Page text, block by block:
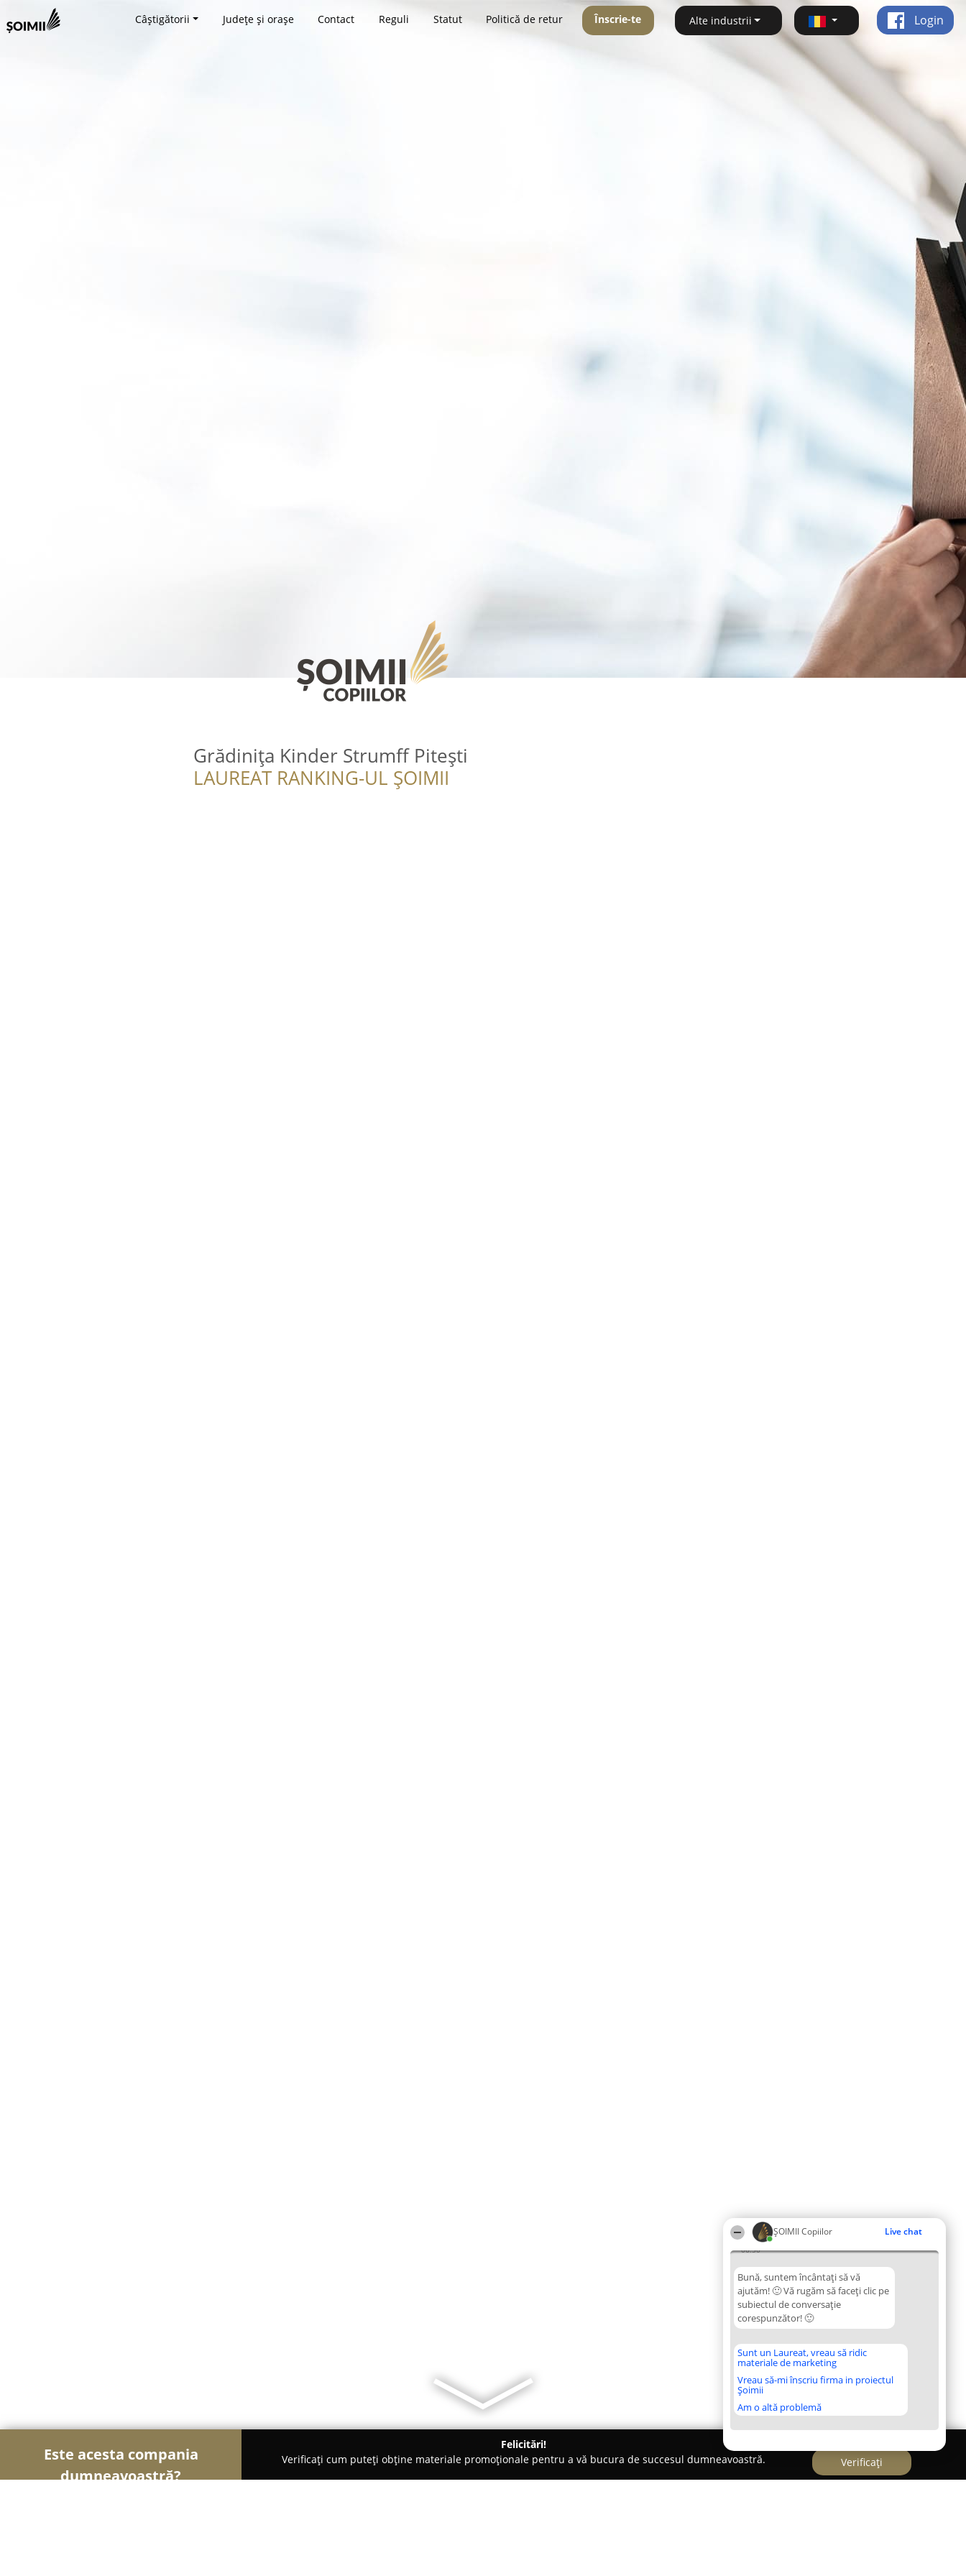
ȘOIMII Copiilor Live chat
06:50
Bună, suntem încântați să vă
ajutăm! 🙂 Vă rugăm să faceți clic pe
subiectul de conversație
corespunzător! 🙂
Sunt un Laureat, vreau să ridic
materiale de marketing
Vreau să-mi înscriu firma in proiectul
Șoimii
Am o altă problemă
Câștigătorii Județe și orașe Contact Reguli Statut Politică de retur Înscrie-te Alte industrii Login
Grădinița Kinder Strumff Pitești
LAUREAT RANKING-UL ȘOIMII
Este acesta compania
dumneavoastră?
Felicitări!
Verificați cum puteți obține materiale promoționale pentru a vă bucura de succesul dumneavoastră.
Verificați